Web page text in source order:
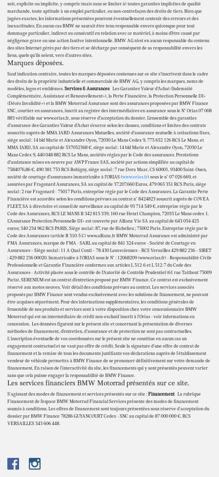
soit, explicite ou implicite, y compris (mais sans se limiter à) toutes garanties implicites de qualité
marchande, toute aptitude à un emploi particulier, ou non-contrefaçon des droits de tiers. Bien que
jugées exactes, les informations présentées pourront éventuellement contenir des erreurs et des
inexactitudes. En aucun cas BMW ne saurait être tenu responsable envers quiconque pour tout
dommage particulier, indirect ou consécutif en relation avec ce matériel, à moins d’être causé par
négligence grave ou une action fautive intentionnelle. BMW AG n’est en aucun responsable du contenu
des sites Internet gérés par des tiers et se décharge par conséquent de sa responsabilité envers les
liens, quels qu’ils soient, vers d’autres sites.
Marques déposées.
Sauf indication contraire, toutes les marques déposées contenues sur ce site s’inscrivent dans le cadre
des droits de la propriété industrielle et commerciale de BMW AG, y compris les marques, noms de
modèles, logos et emblèmes.Services & Assurances Les Garanties Valeur d’Achat (Indemnité
Complémentaire, Assistance et Renouvellement+), la Perte Financière, la Protection Personnelle DI+
(Décès Invalidité+) et la BMW Motorrad Assurance sont des assurances proposées par BMW Finance
SNC, courtier en assurances, inscrit au registre des intermédiaires en assurance sous le N° Orias 07 008
883 vérifiable sur www.orias.fr, sous réserve d’acceptation du dossier. L’ensemble des garanties
d’assurance des Garanties Valeur d’Achat s’exerce selon les clauses, conditions et limites des contrats
souscrits auprès de MMA IARD Assurances Mutuelles, société d’assurance mutuelle à cotisations fixes,
siège social : 14 bld Marie et Alexandre Oyon, 72030 Le Mans Cedex 9, 775 652 126 RCS Le Mans, et
MMA IARD, SA au capital de 537052368 €, siège social : 14 bld Marie et Alexandre Oyon, 72030 Le
Mans Cedex 9, 440 048 882 RCS Le Mans, sociétés régies par le Code des assurances. Prestations
d’assistance mises en oeuvre par AWP France SAS, société par actions simplifiée au capital de
7584076,86 €, 490 381 753 RCS Bobigny, siège social : 7 rue Dora Maar, CS 60001, 93400 Saint-Ouen,
société de courtage d’assurances immatriculée à l’ORIAS (www.orias.fr) sous le n° 07 026 669, et
assurées par Fragonard Assurances, SA au capital de 37.207.660 Euros, 479 065 351 RCS Paris, siège
social : 2 rue Fragonard - 75017 Paris, entreprise régie par le Code des Assurances. La Garantie Perte
Financière est accordée selon les conditions prévues au contrat n° 8424823 souscrit auprès de COVEA
FLEET, SA à directoire et conseil de surveillance au capital de 93 714 549 €, entreprise régie par le
Code des Assurances, RCS LE MANS B 342 815 339, 160 rue Henri Champion, 72035 Le Mans cedex 1.
L’Assurance Protection Personnelle DI+ est couverte par Allianz Vie SA au capital de 643 054 425
euros; 340 234 962 RCS PARIS, Siège social : 87, rue de Richelieu ; 75002 Paris. Entreprise régie par le
Code des Assurances (article R 310-5 C) www.allianz.fr BMW Motorrad Assurance est administré par
FMA Assurances, marque de FMA - SARL au capital de 841 324 euros – Société de Courtage en
Assurances – Siège social : 11 A Quai Conti – 78 430 Louveciennes – RCS Versailles 429 882 236 – SIRET
: 429 882 236 00020. Immatriculée à l'ORIAS sous le N° : 12068209 (www.orias.fr) - Responsabilité Civile
Professionnelle et Garantie Financière conformes aux articles L 512-6 et L 512-7 du Code des
Assurances - Activité placée sous le contrôle de l’Autorité de Contrôle Prudentiel (61 rue Taitbout 75009
Paris). SERENIUM est un contrat d’entretien proposé par BMW Finance. Ce contrat est exclusivement
réservé aux motos neuves. Voir détail des conditions prévues au contrat. Les services associés
proposés par BMW Finance sont vendus exclusivement avec les solutions de financement, ne pouvant
être acquises séparément. Pour des informations supplémentaires, les conditions générales de
l’ensemble de nos produits et services sont à votre disposition chez votre concessionnaire BMW
Motorrad qui est un intermédiaire de crédit non-exclusif inscrit à l'Orias - voir informations en
concession. Les données figurant sur le présent site et concernant la présentation de diverses
méthodes de financement, d’entretien, d’assurance et de protection ne sont pas contractuelles.
L'inscription éventuelle de vos coordonnées sur le présent site ne constitue en aucun cas un
engagement contractuel et ne vaut pas offre de crédit. Seule la signature d'une offre de contrat de
financement et la remise de tous les documents justifiants vos déclarations auprès de l'établissement
vendeur de véhicule permettra à BMW Finance de se prononcer définitivement sur votre demande de
financement. En raison de l'interactivité du site, les financements qui y sont présentés peuvent varier
sans que cela puisse engager la responsabilité de BMW Finance.
Les services financiers BMW Motorrad présentés sur ce site.
S'agissant des modes de financement et services présentés sur ce site :FinancementLa rubrique
Financement de l’espace BMW Motorrad Financial Services présente des modes de financement
soumis à conditions. Les offres de financement sont toujours présentées sous réserve d'acceptation du
dossier par BMW Finance 78286 GUYANCOURT Cedex - SNC au capital de 87 000 000 €. RCS
VERSAILLES 343 606 448.